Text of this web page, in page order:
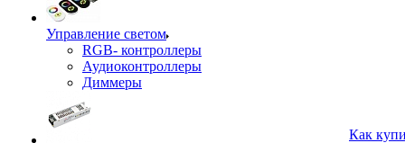
Управление светом
RGB- контроллеры
Аудиоконтроллеры
Диммеры
Как